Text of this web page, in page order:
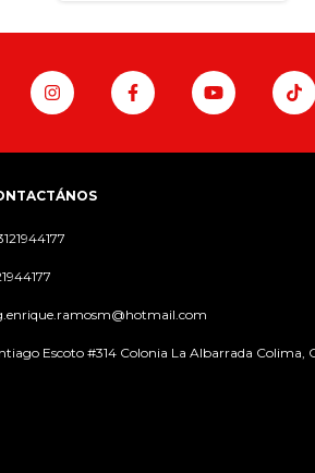
Escoto #314 Colonia La Albarrada Colima,